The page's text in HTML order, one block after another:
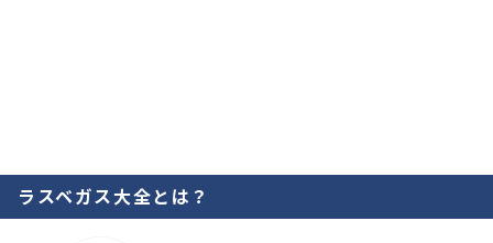
ラスベガス大全とは？